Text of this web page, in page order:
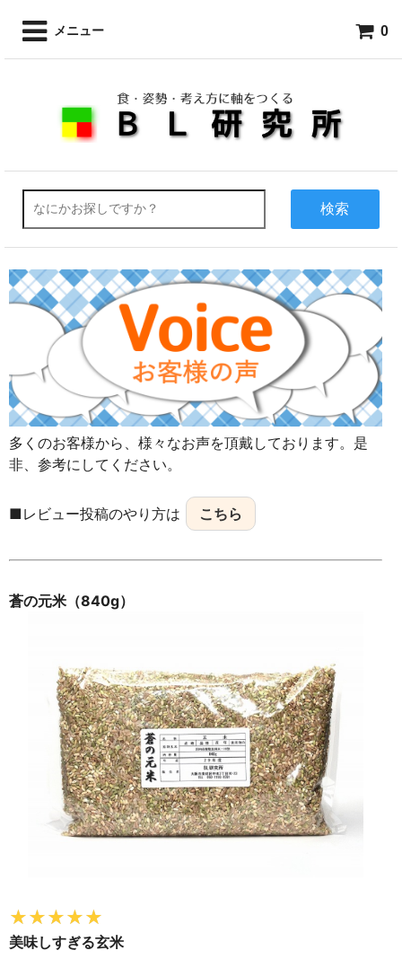
メニュー 0
検索
多くのお客様から、様々なお声を頂戴しております。是
非、参考にしてください。
■レビュー投稿のやり方は こちら
蒼の元米（840g）
美味しすぎる玄米